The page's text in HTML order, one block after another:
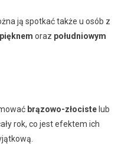
ją spotkać także u osób z
oraz południowym
brązowo-złociste lub
rok, co jest efektem ich